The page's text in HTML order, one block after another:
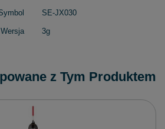
SE-JX030
Wersja 3g
z Tym Produktem